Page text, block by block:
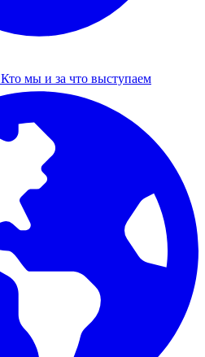
Кто мы и за что выступаем